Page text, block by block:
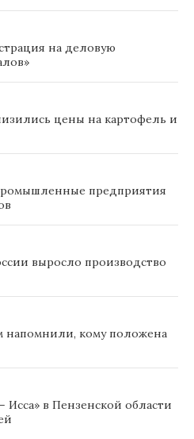
на деловую
цены на картофель и
предприятия
выросло производство
напомнили, кому положена
в Пензенской области